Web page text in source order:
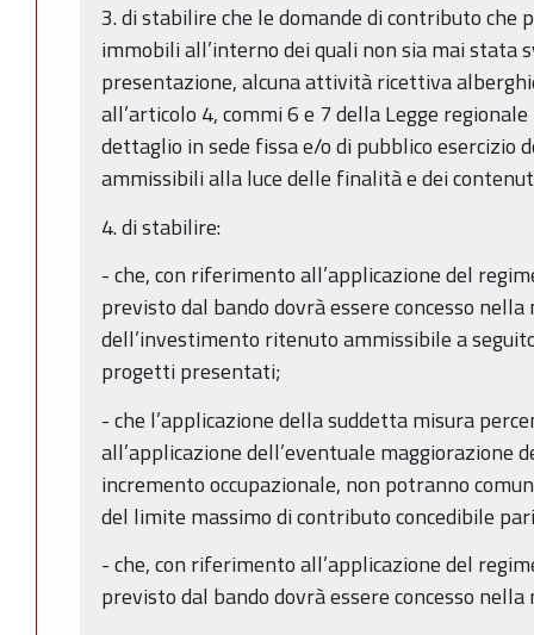
3. di stabilire che le domande di contributo che
immobili all’interno dei quali non sia mai stata
presentazione, alcuna attività ricettiva
all’articolo 4, commi 6 e 7 della Legge
dettaglio in sede fissa e/o di pubblico esercizio
ammissibili alla luce delle finalità e dei
4. di stabilire:
- che, con riferimento all’applicazione del
previsto dal bando dovrà essere concesso nella
dell’investimento ritenuto ammissibile a
progetti presentati;
- che l’applicazione della suddetta misura
all’applicazione dell’eventuale maggiorazione
incremento occupazionale, non potranno
del limite massimo di contributo concedibile
- che, con riferimento all’applicazione del
previsto dal bando dovrà essere concesso nella